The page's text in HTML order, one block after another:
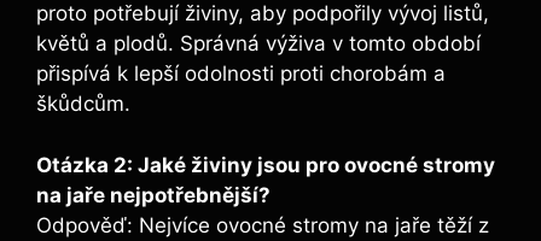
proto potřebují živiny, aby podpořily vývoj listů,
květů a plodů. Správná výživa v tomto ⁤období
přispívá k lepší ‌odolnosti proti chorobám a
škůdcům.
Otázka 2: Jaké živiny‍ jsou pro ovocné stromy
na jaře nejpotřebnější?
Odpověď: Nejvíce ovocné stromy​ na jaře těží z‍